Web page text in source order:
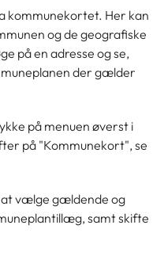
kommunekortet. Her kan
og de geografiske
på en adresse og se,
der gælder
på menuen øverst i
på "Kommunekort", se
at vælge gældende og
samt skifte